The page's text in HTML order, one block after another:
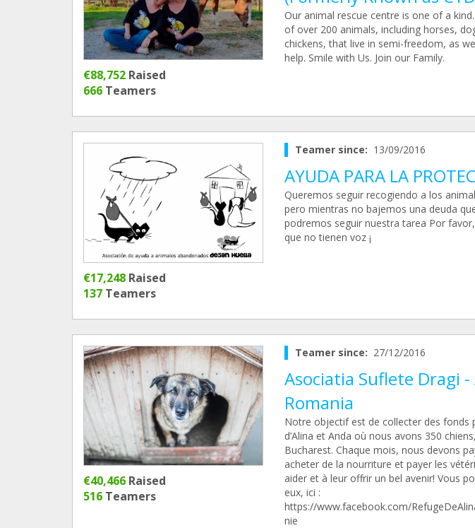
€88,752 Raised
666 Teamers
Our animal rescue centre is one of a
of over 200 animals, including horses,
chickens, that live in semi-freedom, as
help. Smile with Us. Join our Family.
€17,248 Raised
137 Teamers
Teamer since: 13/09/2016
AYUDA PARA LA
Queremos seguir recogiendo a los
pero mientras no bajemos una deuda
podremos seguir nuestra tarea Por
que no tienen voz ¡
€40,466 Raised
516 Teamers
Teamer since: 27/12/2016
Asociatia Suflete Dragi
Romania
Notre objectif est de collecter des fonds
d’Alina et Anda où nous avons 350
Bucharest. Chaque mois, nous devons
acheter de la nourriture et payer les
aider et à leur offrir un bel avenir! Vous
eux, ici :
https://www.facebook.com/
nie